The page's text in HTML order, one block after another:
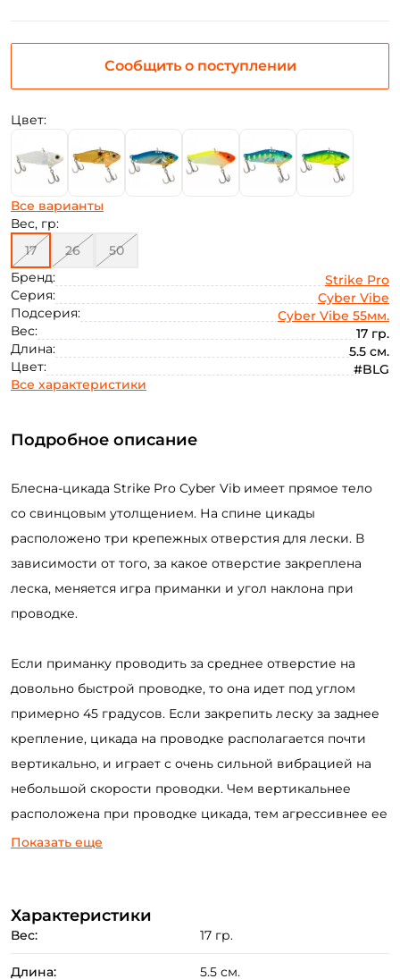
Цвет:
Все варианты
Вес, гр:
17
26
50
Бренд:
Strike Pro
Серия:
Cyber Vibe
Подсерия:
Cyber Vibe 55мм.
Вес:
17 гр.
Длина:
5.5 см.
Цвет:
#BLG
Все характеристики
Сообщить о поступлении
Подробное описание
Блесна-цикада Strike Pro Cyber Vib имеет прямое тело
со свинцовым утолщением. На спине цикады
расположено три крепежных отверстия для лески. В
зависимости от того, за какое отверстие закреплена
леска, меняется игра приманки и угол наклона при
проводке.
Если приманку проводить за среднее отверстие на
довольно быстрой проводке, то она идет под углом
примерно 45 градусов. Если закрепить леску за заднее
крепление, цикада на проводке располагается почти
вертикально, и играет с очень сильной вибрацией на
небольшой скорости проводки. Чем вертикальнее
расположена при проводке цикада, тем агрессивнее ее
игра. При этом она значительно реже цепляется за
высокочастотную игру, очень хорошо ощущаемую
Показать еще
Характеристики
Вес: 17 гр.
Длина: 5.5 см.
Номер телефона: *